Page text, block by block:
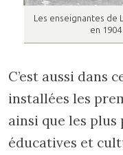
Les enseignantes de
en
C’est aussi dans
installées les
ainsi que les
éducatives et